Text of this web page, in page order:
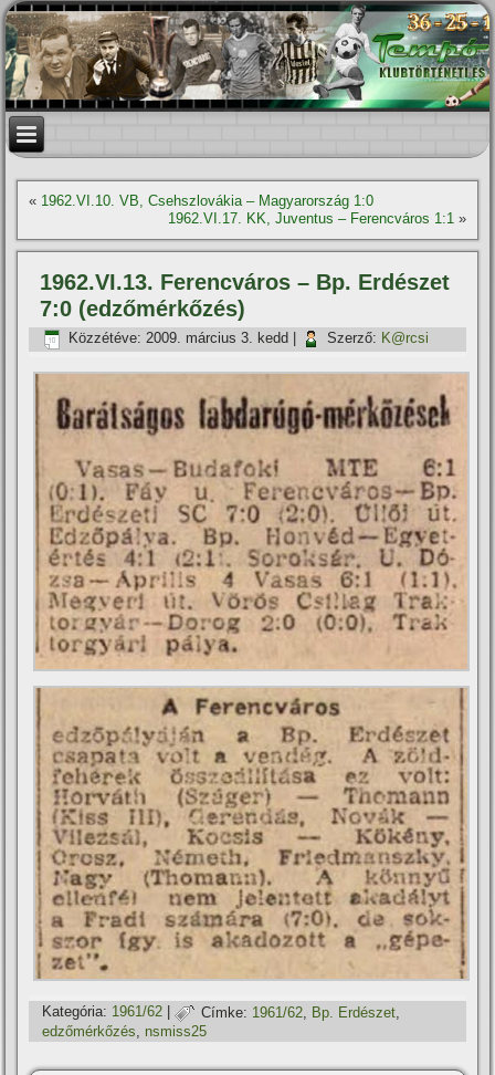
« 1962.VI.10. VB, Csehszlovákia – Magyarország 1:0
1962.VI.17. KK, Juventus – Ferencváros 1:1»
1962.VI.13. Ferencváros – Bp. Erdészet
7:0 (edzőmérkőzés)
Közzétéve: 2009. március 3. kedd Szerző: K@rcsi
Kategória: 1961/62 | Címke: 1961/62 Bp. Erdészet
edzőmérkőzés, nsmiss25